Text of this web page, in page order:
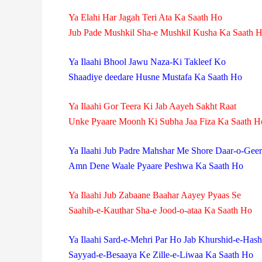
Ya Elahi Har Jagah Teri Ata Ka Saath Ho
Jub Pade Mushkil Sha-e Mushkil Kusha Ka Saath
Ya Ilaahi Bhool Jawu Naza-Ki Takleef Ko
Shaadiye deedare Husne Mustafa Ka Saath Ho
Ya Ilaahi Gor Teera Ki Jab Aayeh Sakht Raat
Unke Pyaare Moonh Ki Subha Jaa Fiza Ka Saath
Ya Ilaahi Jub Padre Mahshar Me Shore Daar-o-Geer
Amn Dene Waale Pyaare Peshwa Ka Saath Ho
Ya Ilaahi Jub Zabaane Baahar Aayey Pyaas Se
Saahib-e-Kauthar Sha-e Jood-o-ataa Ka Saath Ho
Ya Ilaahi Sard-e-Mehri Par Ho Jab Khurshid-e-
Sayyad-e-Besaaya Ke Zille-e-Liwaa Ka Saath Ho